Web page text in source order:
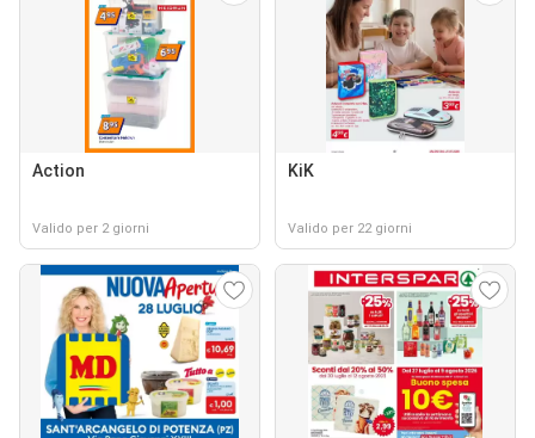
Action
Valido per 2 giorni
KiK
Valido per 22 giorni